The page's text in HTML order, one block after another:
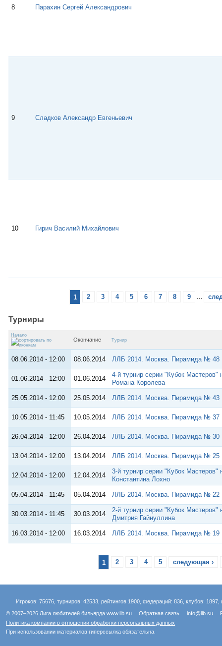
8 Парахин Сергей Александрович
9 Сладков Александр Евгеньевич
10 Гирич Василий Михайлович
1 2 3 4 5 6 7 8 9 …
Турниры
Начало
Окончание Турнир
08.06.2014 - 12:00 08.06.2014 ЛЛБ 2014. Москва. Пирамида № 48
01.06.2014 - 12:00 01.06.2014
4-й турнир серии "Кубок Мастеров"
Романа Королева
25.05.2014 - 12:00 25.05.2014 ЛЛБ 2014. Москва. Пирамида № 43
10.05.2014 - 11:45 10.05.2014 ЛЛБ 2014. Москва. Пирамида № 37
26.04.2014 - 12:00 26.04.2014 ЛЛБ 2014. Москва. Пирамида № 30
13.04.2014 - 12:00 13.04.2014 ЛЛБ 2014. Москва. Пирамида № 25
12.04.2014 - 12:00 12.04.2014
3-й турнир серии "Кубок Мастеров"
Константина Лохно
05.04.2014 - 11:45 05.04.2014 ЛЛБ 2014. Москва. Пирамида № 22
30.03.2014 - 11:45 30.03.2014
2-й турнир серии "Кубок Мастеров"
Дмитрия Гайнуллина
16.03.2014 - 12:00 16.03.2014 ЛЛБ 2014. Москва. Пирамида № 19
1 2 3 4 5 следующая ›
Игроков: 75676, турниров: 42533, рейтингов 1900, федераций: 836, клубов:
© 2007–2026 Лига любителей бильярдаwww.llb.su Обратная связь info@llb.su
Политика компании в отношении обработки персональных данных
При использовании материалов гиперссылка обязательна.